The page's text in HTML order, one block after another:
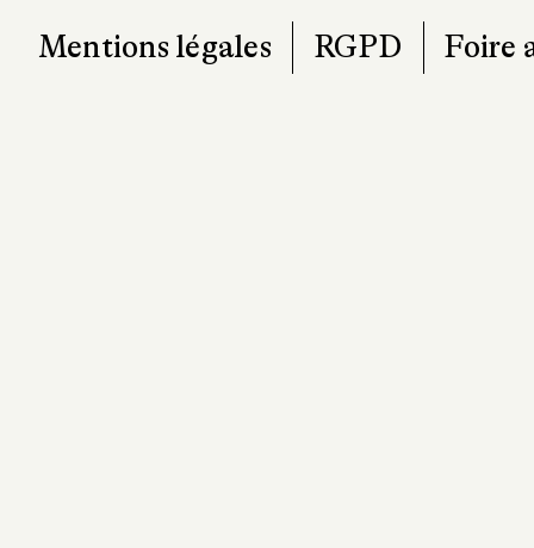
Mentions légales RGPD Foire